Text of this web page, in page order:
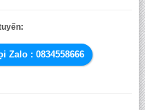
Zalo : 0834558666